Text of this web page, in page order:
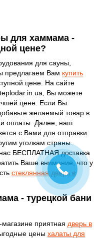
для хаммама -
цене?
для сауны,
предлагаем Вам купить
цене. На сайте
Вы можете
цене. Если Вы
желаемый товар в
и оплаты. Далее, наш
с Вами для отправки
уголкам страны.
БЕСПЛАТНАЯ доставка
Ваше внимание, что у
стеклянная дверь в
- турецкой бани
приятная дверь в
цены халаты для